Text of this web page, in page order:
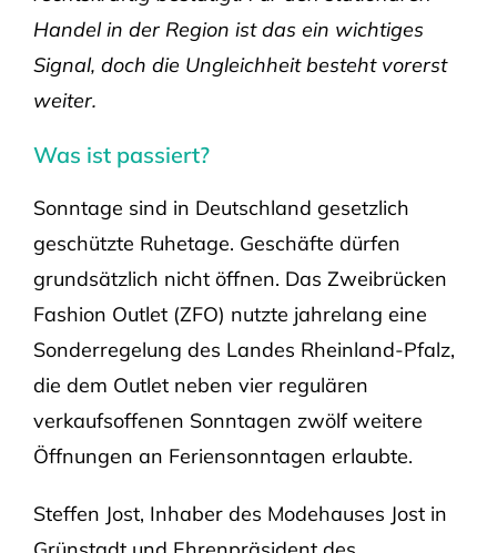
Handel in der Region ist das ein wichtiges
Signal, doch die Ungleichheit besteht vorerst
weiter.
Was ist passiert?
Sonntage sind in Deutschland gesetzlich
geschützte Ruhetage. Geschäfte dürfen
grundsätzlich nicht öffnen. Das Zweibrücken
Fashion Outlet (ZFO) nutzte jahrelang eine
Sonderregelung des Landes Rheinland-Pfalz,
die dem Outlet neben vier regulären
verkaufsoffenen Sonntagen zwölf weitere
Öffnungen an Feriensonntagen erlaubte.
Steffen Jost, Inhaber des Modehauses Jost in